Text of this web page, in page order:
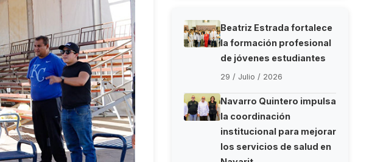
Beatriz Estrada fortalece
la formación profesional
de jóvenes estudiantes
29 / Julio / 2026
Navarro Quintero impulsa
la coordinación
institucional para mejorar
los servicios de salud en